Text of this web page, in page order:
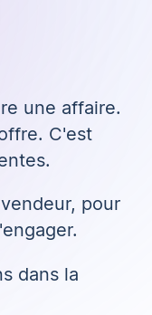
une affaire.
C'est
pour
dans la